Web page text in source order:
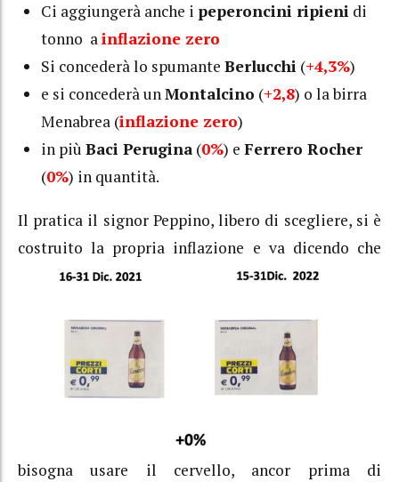
Ci aggiungerà anche i peperoncini ripieni di
tonno ainflazione zero
Si concederà lo spumanteBerlucchi (+4,3%)
e si concederà unMontalcino (+2,8) o la birra
Menabrea (inflazione zero)
in piùBaci Perugina (0%) eFerrero Rocher
(0%) in quantità.
Il pratica il signor Peppino, libero di scegliere, si è
costruito la propria inflazione e va dicendo che
bisogna usare il cervello, ancor prima di